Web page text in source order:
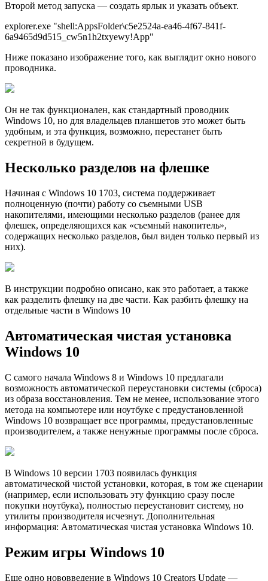
Второй метод запуска — создать ярлык и указать объект.
explorer.exe "shell:AppsFolder\c5e2524a-ea46-4f67-841f-
6a9465d9d515_cw5n1h2txyewy!App"
Ниже показано изображение того, как выглядит окно нового
проводника.
Он не так функционален, как стандартный проводник
Windows 10, но для владельцев планшетов это может быть
удобным, и эта функция, возможно, перестанет быть
секретной в будущем.
Несколько разделов на флешке
Начиная с Windows 10 1703, система поддерживает
полноценную (почти) работу со съемными USB
накопителями, имеющими несколько разделов (ранее для
флешек, определяющихся как «съемный накопитель»,
содержащих несколько разделов, был виден только первый из
них).
В инструкции подробно описано, как это работает, а также
как разделить флешку на две части. Как разбить флешку на
отдельные части в Windows 10
Автоматическая чистая установка
Windows 10
С самого начала Windows 8 и Windows 10 предлагали
возможность автоматической переустановки системы (сброса)
из образа восстановления. Тем не менее, использование этого
метода на компьютере или ноутбуке с предустановленной
Windows 10 возвращает все программы, предустановленные
производителем, а также ненужные программы после сброса.
В Windows 10 версии 1703 появилась функция
автоматической чистой установки, которая, в том же сценарии
(например, если использовать эту функцию сразу после
покупки ноутбука), полностью переустановит систему, но
утилиты производителя исчезнут. Дополнительная
информация: Автоматическая чистая установка Windows 10.
Режим игры Windows 10
Еще одно нововведение в Windows 10 Creators Update —